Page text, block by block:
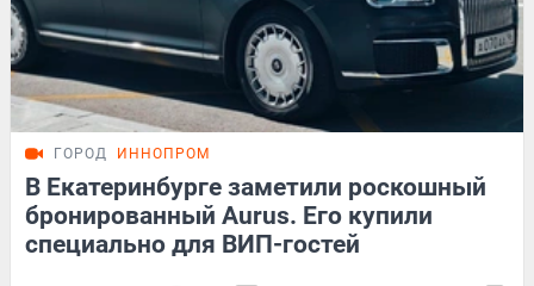
ГОРОД ИННОПРОМ
В Екатеринбурге заметили роскошный
бронированный Aurus. Его купили
специально для ВИП-гостей